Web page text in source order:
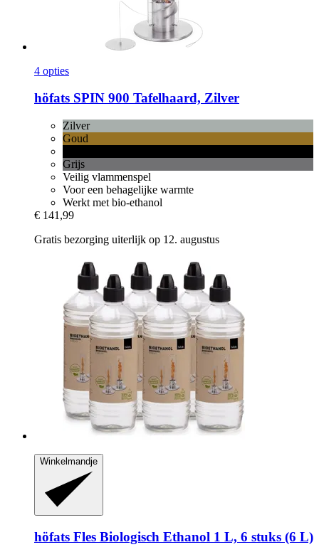
4 opties
höfats SPIN 900 Tafelhaard, Zilver
Zilver
Goud
Grijs
Veilig vlammenspel
Voor een behagelijke warmte
Werkt met bio-ethanol
€ 141,99
Gratis bezorging uiterlijk op 12. augustus
Winkelmandje
höfats Fles Biologisch Ethanol 1 L, 6 stuks (6 L)